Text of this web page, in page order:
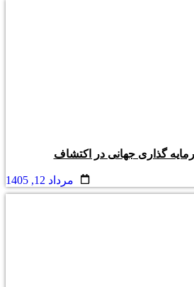
گذاری جهانی در اکتشاف
مرداد 12, 1405